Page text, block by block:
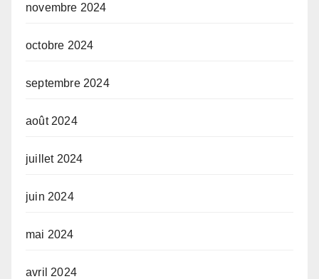
novembre 2024
octobre 2024
septembre 2024
août 2024
juillet 2024
juin 2024
mai 2024
avril 2024